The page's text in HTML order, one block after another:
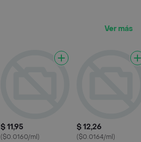
Ver más
$ 11,95
($0.0160/ml)
$ 12,26
($0.0164/ml)